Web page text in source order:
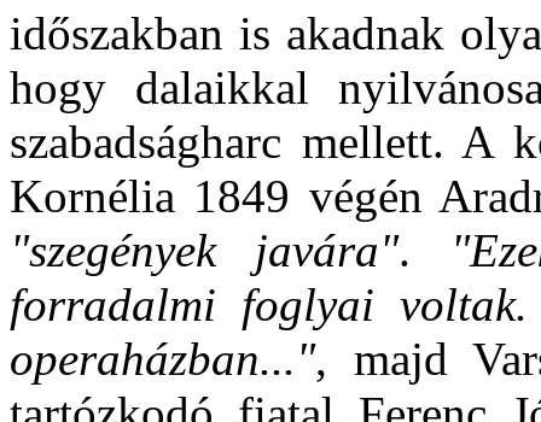
időszakban is akadnak
hogy dalaikkal
szabadságharc mellett. A
Kornélia 1849 végén
"szegények javára".
forradalmi foglyai
operaházban...", majd